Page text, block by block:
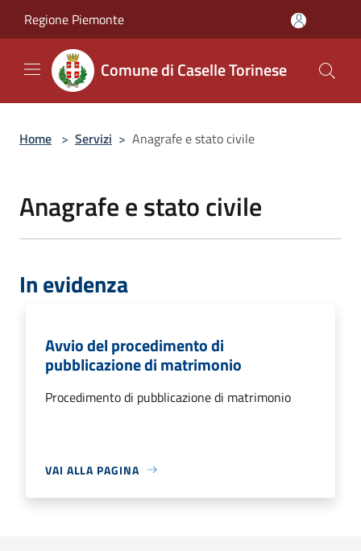
Regione Piemonte
Comune di Caselle Torinese
Home > Servizi > Anagrafe e stato civile
Anagrafe e stato civile
In evidenza
Avvio del procedimento di
pubblicazione di matrimonio
Procedimento di pubblicazione di matrimonio
VAI ALLA PAGINA